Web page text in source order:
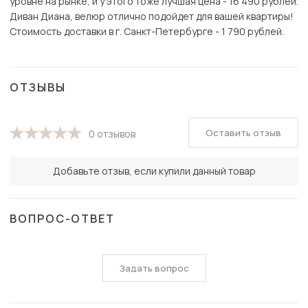
Диван Диана, велюр отлично подойдет для вашей квартиры!
Стоимость доставки в г. Санкт-Петербурге - 1 790 рублей.
ОТЗЫВЫ
0 отзывов
Добавьте отзыв, если купили данный товар
Оставить отзыв
ВОПРОС-ОТВЕТ
Задать вопрос